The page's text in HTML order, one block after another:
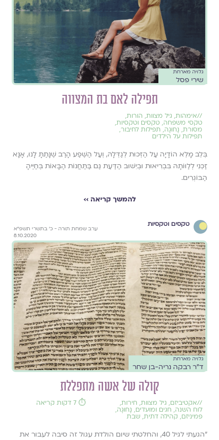
גלויה מארחת
שירי פסל
תפילה לאם בת המצווה
//אימהות, גיל מצוות, הורות,
טקסי משפחה, טקסים וטקסיות,
מסורת, נָחוּגָה, תפילות לחיבור,
תפילות על הילדים
בְּלֵב מָלֵא הוֹדָיָה עַל הַזְּכוּת לְגַדְּלָהּ, וְעַל הַשֶּׁפַע הָרַב שֶׁנָּתַתָּ לָנוּ, אָנָּא
זַכֵּנִי לְלַוּוֹתָהּ בִּבְרִיאוּת וּבְיִשּׁוּב הַדַּעַת גַּם בַּתַּחֲנוֹת הַבָּאוֹת בְּחַיֶּיהָ
הַבּוֹגְרִים.
להמשך קריאה ››
טקסים וטקסיות
ערב שמחת תורה - כ׳ בתשרי תשפ״א
8.10.2020
גלויה מארחת
ד"ר רבקה נריה-בן שחר
קולה של אשה מתפללת
//אקטיביזם, גיל מצוות, חירות,
לוח השנה, חגים ומועדים, נָחוּגָה,
פמיניזם, קהילה דתית, שבת
⏱️ 7 דקות קריאה
״הגעתי לגיל 40, והחלטתי שיום הולדת עגול זה סיבה לעבור את